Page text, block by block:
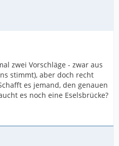
zwei Vorschläge - zwar aus
stimmt), aber doch recht
es jemand, den genauen
es noch eine Eselsbrücke?